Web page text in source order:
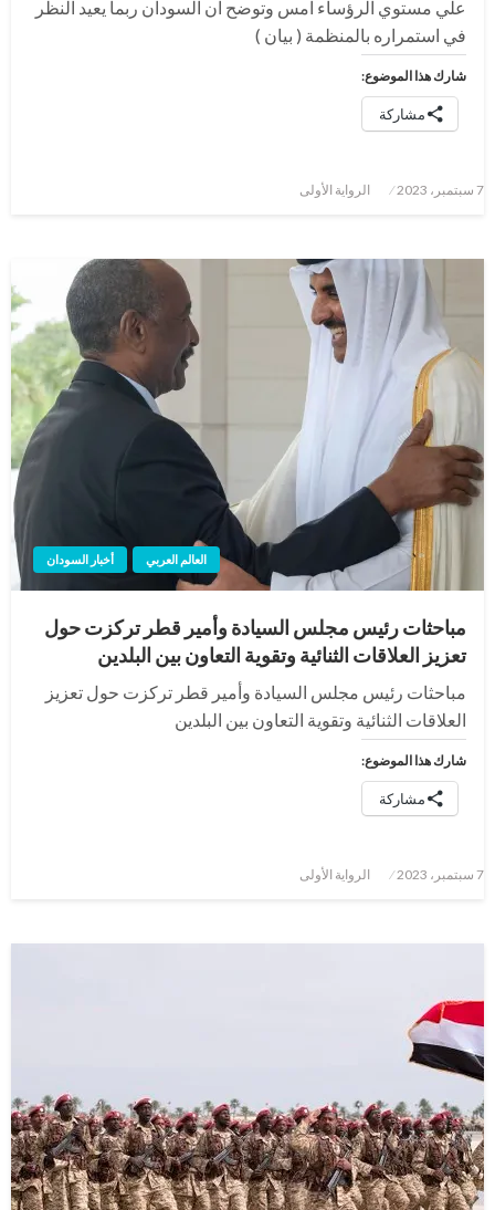
علي مستوي الرؤساء امس وتوضح ان السودان ربما يعيد النظر
في استمراره بالمنظمة ( بيان )
شارك هذا الموضوع:
مشاركة
نُشر
7 سبتمبر، 2023 الرواية الأولى
أخبار السودان العالم العربي
مباحثات رئيس مجلس السيادة وأمير قطر تركزت حول
تعزيز العلاقات الثنائية وتقوية التعاون بين البلدين
مباحثات رئيس مجلس السيادة وأمير قطر تركزت حول تعزيز
العلاقات الثنائية وتقوية التعاون بين البلدين
شارك هذا الموضوع:
مشاركة
نُشر
7 سبتمبر، 2023 الرواية الأولى